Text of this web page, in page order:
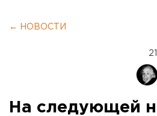
← НОВОСТИ
На следующей